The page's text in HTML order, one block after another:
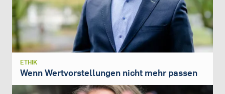
ETHIK
Wenn Wertvorstellungen nicht mehr passen